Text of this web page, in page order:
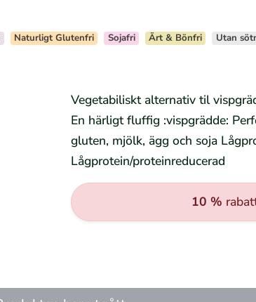
Naturligt Glutenfri Sojafri Ärt & Bönfri Utan
Vegetabiliskt alternativ til
En härligt fluffig :vispgrädde:
gluten, mjölk, ägg och soja
Lågprotein/proteinreducerad
10 %